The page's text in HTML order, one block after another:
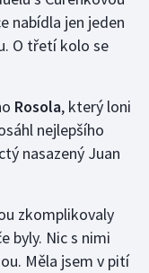
nabídla jen jeden
O třetí kolo se
Rosola, který loni
nejlepšího
nasazený Juan
zkomplikovaly
byly. Nic s nimi
Měla jsem v pití